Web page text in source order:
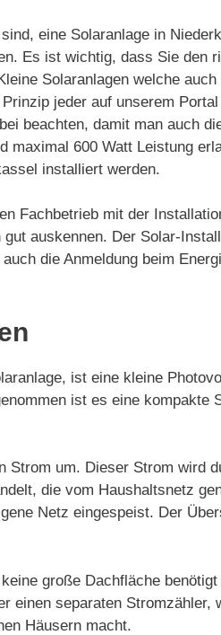
eine Solaranlage in
Es ist wichtig, dass Sie den
Solaranlagen welche
jeder auf unserem
beachten, damit man auch
maximal 600 Watt Leistung
installiert werden.
Fachbetrieb mit der
auskennen. Der Solar-
die Anmeldung beim
ist eine kleine
ist es eine kompakte
Strom um. Dieser Strom wird
die vom Haushaltsnetz
Netz eingespeist. Der
große Dachfläche
einen separaten Stromzähler,
Häusern macht.